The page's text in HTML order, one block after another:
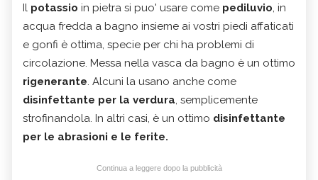
Il potassio in pietra si puo' usare come pediluvio, in
acqua fredda a bagno insieme ai vostri piedi affaticati
e gonfi è ottima, specie per chi ha problemi di
circolazione. Messa nella vasca da bagno è un ottimo
rigenerante. Alcuni la usano anche come
disinfettante per la verdura, semplicemente
strofinandola. In altri casi, è un ottimo disinfettante
per le abrasioni e le ferite.
Continua a leggere dopo la pubblicità